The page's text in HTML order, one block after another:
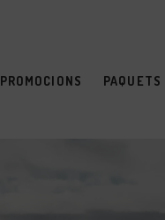
PROMOCIONS PAQUETS